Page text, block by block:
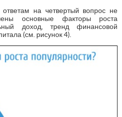
на четвертый вопрос не
основные факторы роста
доход, тренд финансовой
(см. рисунок 4).